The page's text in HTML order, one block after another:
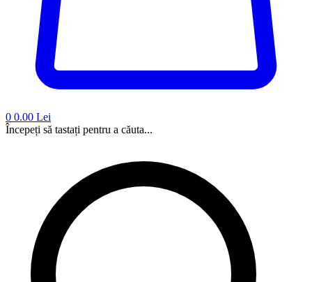
0 0.00 Lei
Începeți să tastați pentru a căuta...